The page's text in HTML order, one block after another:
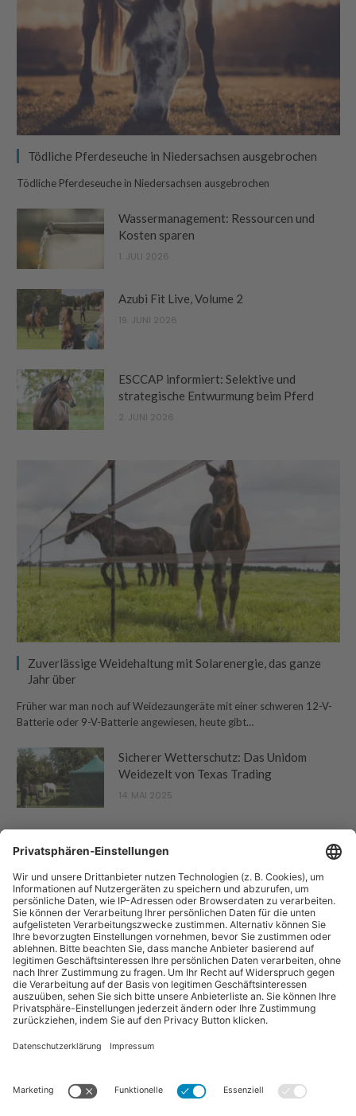
Tödliche Pferdeseuche in Niedersachsen ausgebrochen
Tödliche Pferdeseuche in Niedersachsen ausgebrochen
Wassermanagement: Ressourcen und
Kosten sparen
1. JULI 2026
Azubi Fit Live, Volume 2
19. JUNI 2026
ESCCAP informiert: Selektive und
strategische Entwurmung beim Pferd
2. JUNI 2026
Zuverlässige Weidehaltung mit Solarenergie, das ganze
Jahr über
Früher war man noch auf Weidezaungeräte mit einer schweren 12-V-
Batterie oder 9-V-Batterie angewiesen, heute gibt…
Sicherer Wetterschutz: Das Unidom
Weidezelt von Texas Trading
14. MAI 2025
“Pferdebetrieb” ist eine Publikation der Sparte "Tier-Zeitschriften" der
Arbeitskreis Pferd
Vertrag widerrufen